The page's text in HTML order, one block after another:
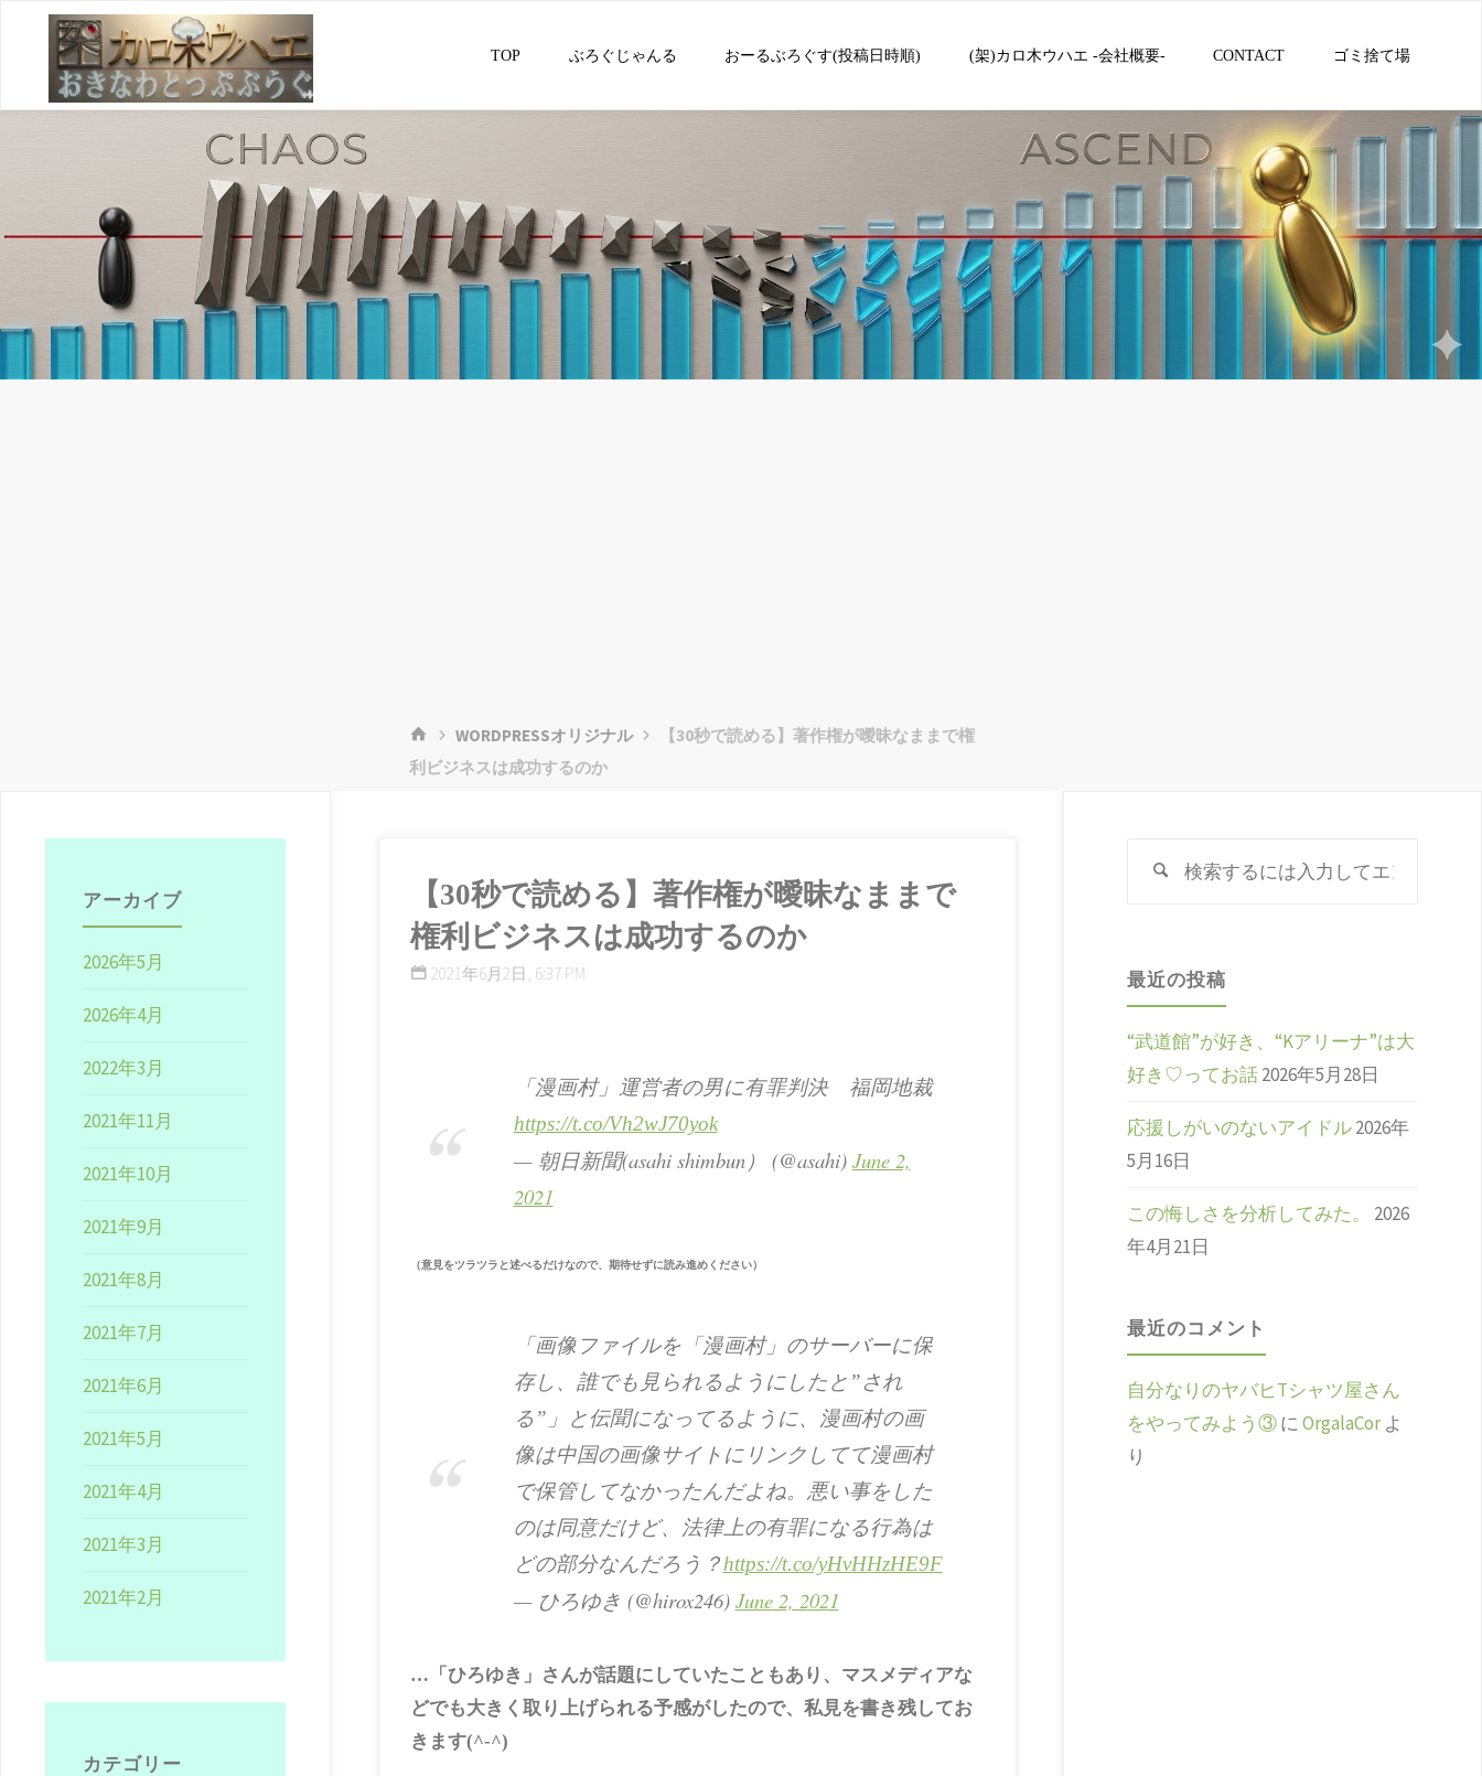
ン
キ
TOP ぶろぐじゃんる おーるぶろぐす(投稿日時順) (架)カロ木ウハエ -会社概要- CONTACT ゴミ捨て場
ホ
ー
WORDPRESSオリジナル
【30秒で読める】著作権が曖昧なままで権
利ビジネスは成功するのか
【30秒で読める】著作権が曖昧なままで
権利ビジネスは成功するのか
2021年6月2日, 6:37 PM
「漫画村」運営者の男に有罪判決 福岡地裁
https://t.co/Vh2wJ70yok
— 朝日新聞(asahi shimbun） (@asahi) June 2,
2021
（意見をツラツラと述べるだけなので、期待せずに読み進めください）
「画像ファイルを「漫画村」のサーバーに保
存し、誰でも見られるようにしたと”され
る”」と伝聞になってるように、漫画村の画
像は中国の画像サイトにリンクしてて漫画村
で保管してなかったんだよね。悪い事をした
のは同意だけど、法律上の有罪になる行為は
どの部分なんだろう？https://t.co/yHvHHzHE9F
— ひろゆき (@hirox246) June 2, 2021
…「ひろゆき」さんが話題にしていたこともあり、マスメディアな
どでも大きく取り上げられる予感がしたので、私見を書き残してお
きます(^-^)
アーカイブ
2026年5月
2026年4月
2022年3月
2021年11月
2021年10月
2021年9月
2021年8月
2021年7月
2021年6月
2021年5月
2021年4月
2021年3月
2021年2月
カテゴリー
検
最近の投稿
“武道館”が好き、“Kアリーナ”は大
好き♡ってお話2026年5月28日
応援しがいのないアイドル2026年
5月16日
この悔しさを分析してみた。
2026
年4月21日
最近のコメント
自分なりのヤバヒTシャツ屋さん
をやってみよう③にOrgalaCorよ
り